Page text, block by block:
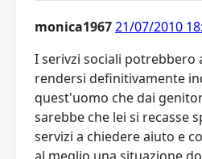
monica196721/07/2010
I serivzi sociali potrebbero
rendersi definitivamente
quest'uomo che dai
sarebbe che lei si recasse
servizi a chiedere aiuto e